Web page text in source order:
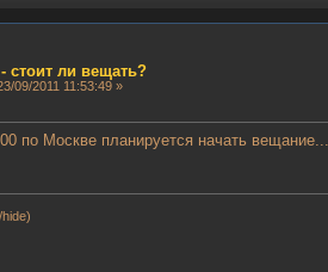
стоит ли вещать?
09/2011 11:53:49 »
по Москве планируется начать вещание...